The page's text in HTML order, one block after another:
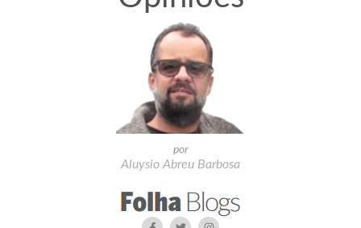
por
Aluysio Abreu Barbosa